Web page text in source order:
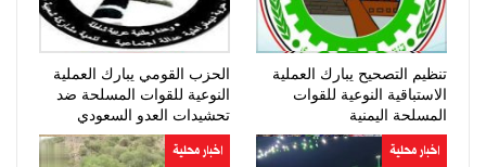
تنظيم التصحيح يبارك العملية
الاستباقية النوعية للقوات
المسلحة اليمنية
الحزب القومي يبارك العملية
النوعية للقوات المسلحة ضد
تحشيدات العدو السعودي
اخبار محلية اخبار محلية